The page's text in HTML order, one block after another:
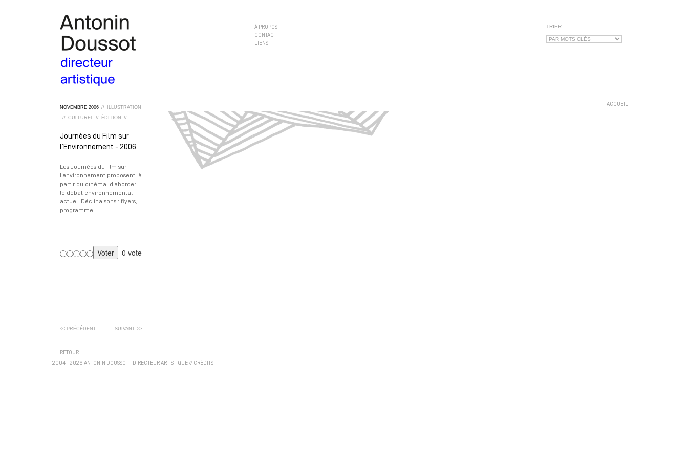
À PROPOS
CONTACT
LIENS
TRIER
ACCUEIL
NOVEMBRE 2006 //
ILLUSTRATION
// CULTUREL // ÉDITION //
Journées du Film sur
l’Environnement - 2006
Les Journées du film sur
l’environnement proposent, à
partir du cinéma, d’aborder
le débat environnemental
actuel. Déclinaisons : flyers,
programme…
0 vote
<< PRÉCÉDENT SUIVANT >>
RETOUR
2004 - 2026 ANTONIN DOUSSOT - DIRECTEUR ARTISTIQUE// CRÉDITS